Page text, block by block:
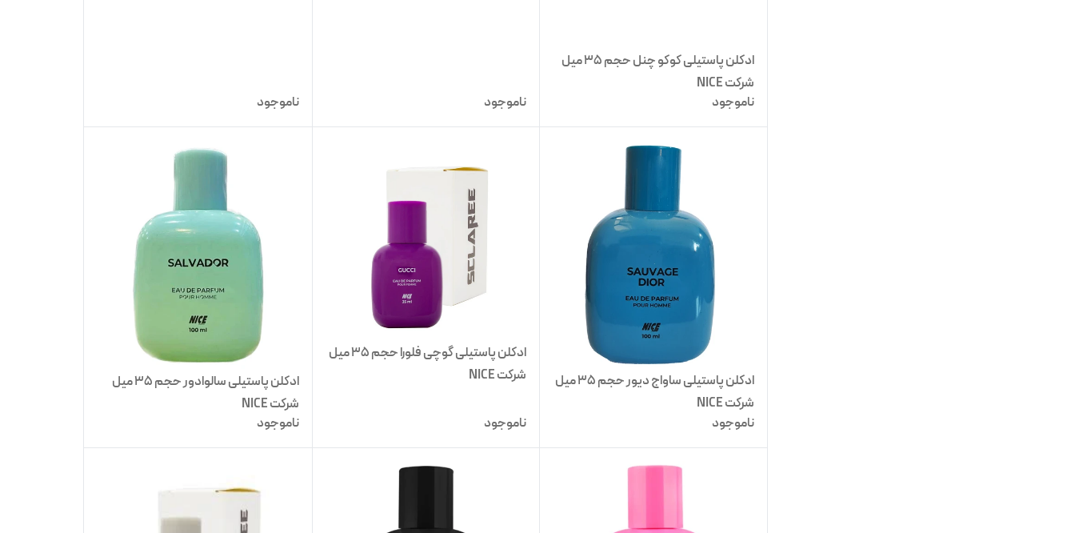
ادکلن پاستیلی کوکو چنل حجم 35 میل
شرکت NICE
ناموجود
ناموجود ناموجود
ادکلن پاستیلی ساواج دیور حجم 35 میل
شرکت NICE
ناموجود
ادکلن پاستیلی گوچی فلورا حجم 35 میل
شرکت NICE
ناموجود
ادکلن پاستیلی سالوادور حجم 35 میل
شرکت NICE
ناموجود